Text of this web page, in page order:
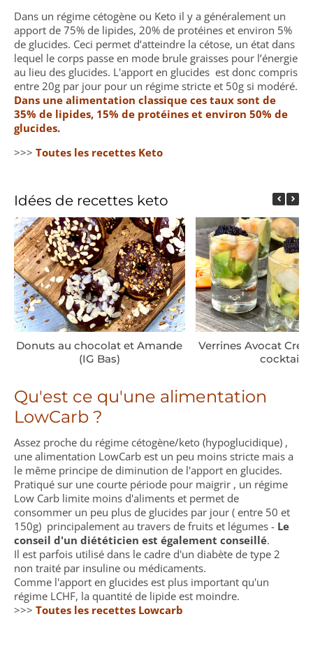
Dans un régime cétogène ou Keto il y a généralement un
apport de 75% de lipides, 20% de protéines et environ 5%
de glucides. Ceci permet d’atteindre la cétose, un état dans
lequel le corps passe en mode brule graisses pour l’énergie
au lieu des glucides. L'apport en glucides est donc compris
entre 20g par jour pour un régime stricte et 50g si modéré.
Dans une alimentation classique ces taux sont de
35% de lipides, 15% de protéines et environ 50% de
glucides.
>>> Toutes les recettes Keto
Idées de recettes keto
Donuts au chocolat et Amande
(IG Bas)
Verrines Avocat
cocktail
Qu'est ce qu'une alimentation
LowCarb ?
Assez proche du régime cétogène/keto (hypoglucidique) ,
une alimentation LowCarb est un peu moins stricte mais a
le même principe de diminution de l'apport en glucides.
Pratiqué sur une courte période pour maigrir , un régime
Low Carb limite moins d'aliments et permet de
consommer un peu plus de glucides par jour ( entre 50 et
150g) principalement au travers de fruits et légumes - Le
conseil d'un diététicien est également conseillé.
Il est parfois utilisé dans le cadre d'un diabète de type 2
non traité par insuline ou médicaments.
Comme l'apport en glucides est plus important qu'un
régime LCHF, la quantité de lipide est moindre.
>>> Toutes les recettes Lowcarb